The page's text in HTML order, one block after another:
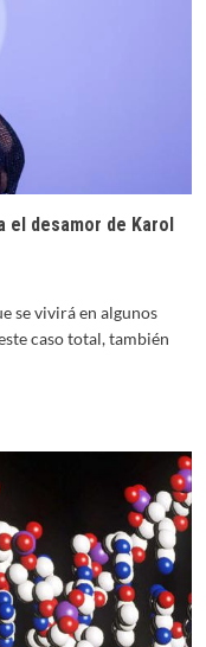
el desamor de Karol
se vivirá en algunos
caso total, también